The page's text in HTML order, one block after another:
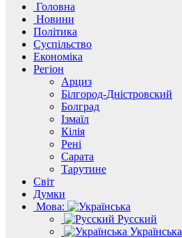
Головна
Новини
Політика
Суспільство
Економіка
Регіон
Арциз
Білгород-Дністровский
Болград
Ізмаїл
Кілія
Рені
Сарата
Тарутине
Світ
Думки
Мова:
Русский
Українська